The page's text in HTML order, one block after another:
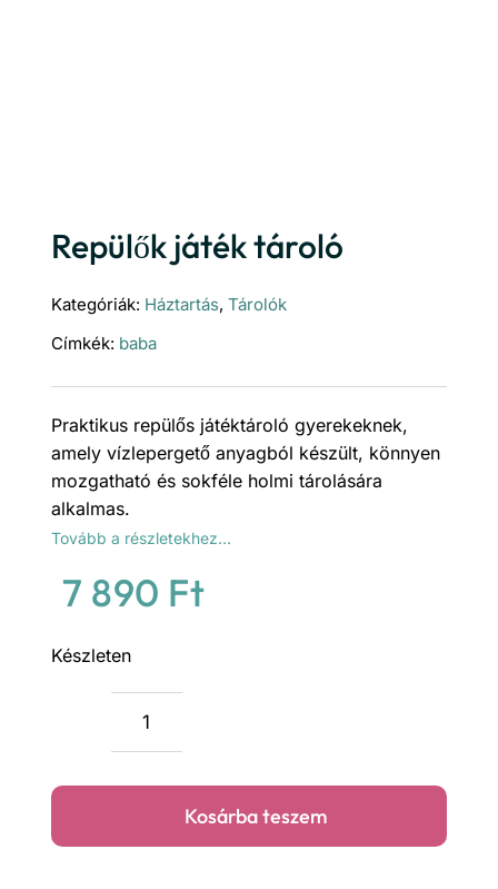
Repülők játék tároló
Kategóriák: Háztartás, Tárolók
Címkék: baba
Praktikus repülős játéktároló gyerekeknek,
amely vízlepergető anyagból készült, könnyen
mozgatható és sokféle holmi tárolására
alkalmas.
Tovább a részletekhez…
7 890 Ft
Készleten
Repülők
mennyiség
Kosárba teszem